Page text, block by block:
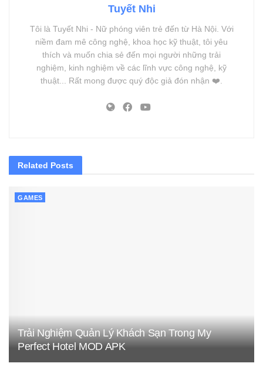
Tuyết Nhi
Tôi là Tuyết Nhi - Nữ phóng viên trẻ đến từ Hà Nội. Với
niềm đam mê công nghệ, khoa học kỹ thuật, tôi yêu
thích và muốn chia sẻ đến mọi người những trải
nghiệm, kinh nghiệm về các lĩnh vực công nghệ, kỹ
thuật... Rất mong được quý độc giả đón nhận ❤️.
Related Posts
GAMES
Trải Nghiệm Quản Lý Khách Sạn Trong My
Perfect Hotel MOD APK